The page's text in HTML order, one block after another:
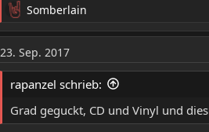
R
e
a
k
t
o
n
Somberlain
23. Sep. 2017
rapanzel schrieb:
Grad geguckt, CD und Vinyl und